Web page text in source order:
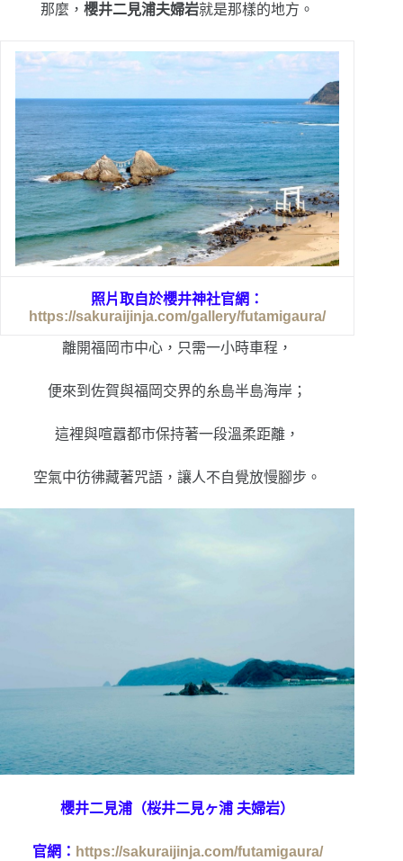
那麼，櫻井二見浦夫婦岩就是那樣的地方。
照片取自於櫻井神社官網：
https://sakuraijinja.com/gallery/futamigaura/
離開福岡市中心，只需一小時車程，
便來到佐賀與福岡交界的糸島半島海岸；
這裡與喧囂都市保持著一段溫柔距離，
空氣中彷彿藏著咒語，讓人不自覺放慢腳步。
櫻井二見浦（桜井二見ヶ浦 夫婦岩）
官網： https://sakuraijinja.com/futamigaura/